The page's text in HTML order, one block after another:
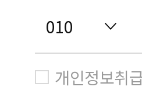
개인정보취